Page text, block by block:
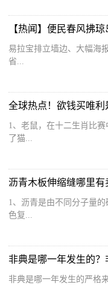
【热闻】便民春风拂
易拉宝排立墙边、大幅海
省...
1、老鼠，在十二生肖比
了猫...
沥青木板伸缩缝哪里有
1、沥青是由不同分子量
色复...
非典是哪一年发生的？
非典是哪一年发生的严格